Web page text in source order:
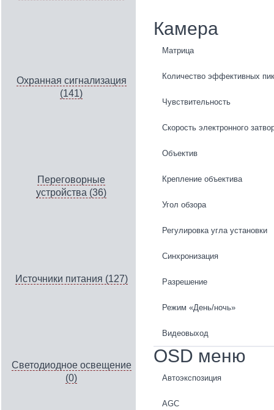
Охранная сигнализация
(141)
Переговорные
устройства (36)
Источники питания (127)
Светодиодное освещение
(0)
Камера
Матрица
Количество эффективных
Чувствительность
Скорость электронного
Объектив
Крепление объектива
Угол обзора
Регулировка угла установки
Синхронизация
Разрешение
Режим «День/ночь»
Видеовыход
OSD меню
Автоэкспозиция
AGC